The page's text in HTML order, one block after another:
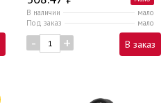
В наличии
мало
Под заказ
мало
- + В заказ